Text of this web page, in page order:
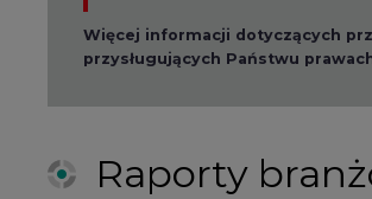
Więcej informacji dotyczących
przysługujących Państwu
Raporty